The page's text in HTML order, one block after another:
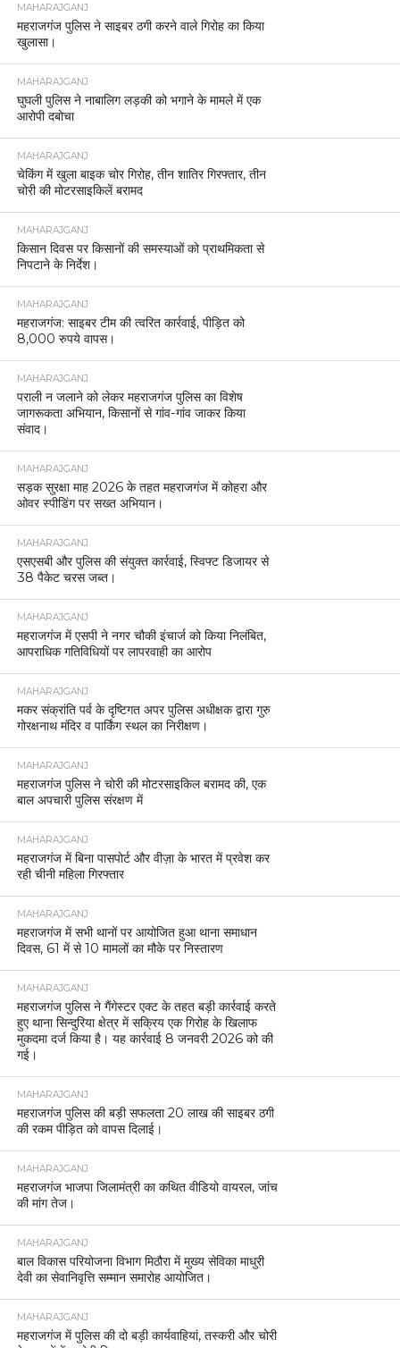
MAHARAJGANJ
महराजगंज पुलिस ने साइबर ठगी करने वाले गिरोह का किया
खुलासा।
MAHARAJGANJ
घुघली पुलिस ने नाबालिग लड़की को भगाने के मामले में एक
आरोपी दबोचा
MAHARAJGANJ
चेकिंग में खुला बाइक चोर गिरोह, तीन शातिर गिरफ्तार, तीन
चोरी की मोटरसाइकिलें बरामद
MAHARAJGANJ
किसान दिवस पर किसानों की समस्याओं को प्राथमिकता से
निपटाने के निर्देश।
MAHARAJGANJ
महराजगंज: साइबर टीम की त्वरित कार्रवाई, पीड़ित को
8,000 रुपये वापस।
MAHARAJGANJ
पराली न जलाने को लेकर महराजगंज पुलिस का विशेष
जागरूकता अभियान, किसानों से गांव-गांव जाकर किया
संवाद।
MAHARAJGANJ
सड़क सुरक्षा माह 2026 के तहत महराजगंज में कोहरा और
ओवर स्पीडिंग पर सख्त अभियान।
MAHARAJGANJ
एसएसबी और पुलिस की संयुक्त कार्रवाई, स्विफ्ट डिजायर से
38 पैकेट चरस जब्त।
MAHARAJGANJ
महराजगंज में एसपी ने नगर चौकी इंचार्ज को किया निलंबित,
आपराधिक गतिविधियों पर लापरवाही का आरोप
MAHARAJGANJ
मकर संक्रांति पर्व के दृष्टिगत अपर पुलिस अधीक्षक द्वारा गुरु
गोरक्षनाथ मंदिर व पार्किंग स्थल का निरीक्षण।
MAHARAJGANJ
महराजगंज पुलिस ने चोरी की मोटरसाइकिल बरामद की, एक
बाल अपचारी पुलिस संरक्षण में
MAHARAJGANJ
महराजगंज में बिना पासपोर्ट और वीज़ा के भारत में प्रवेश कर
रही चीनी महिला गिरफ्तार
MAHARAJGANJ
महराजगंज में सभी थानों पर आयोजित हुआ थाना समाधान
दिवस, 61 में से 10 मामलों का मौके पर निस्तारण
MAHARAJGANJ
महराजगंज पुलिस ने गैंगेस्टर एक्ट के तहत बड़ी कार्रवाई करते
हुए थाना सिन्दुरिया क्षेत्र में सक्रिय एक गिरोह के खिलाफ
मुकदमा दर्ज किया है। यह कार्रवाई 8 जनवरी 2026 को की
गई।
MAHARAJGANJ
महराजगंज पुलिस की बड़ी सफलता 20 लाख की साइबर ठगी
की रकम पीड़ित को वापस दिलाई।
MAHARAJGANJ
महराजगंज भाजपा जिलामंत्री का कथित वीडियो वायरल, जांच
की मांग तेज।
MAHARAJGANJ
बाल विकास परियोजना विभाग मिठौरा में मुख्य सेविका माधुरी
देवी का सेवानिवृत्ति सम्मान समारोह आयोजित।
MAHARAJGANJ